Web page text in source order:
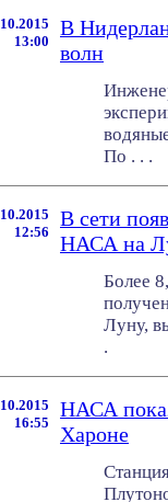
13:00
В
волн
По . . .
12:56
В сети
НАСА на
Более
Луну,
.
16:55
НАСА
Хароне